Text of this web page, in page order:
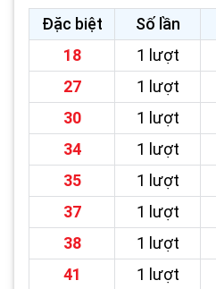
Đặc biệt Số lần
18
1 lượt
27
1 lượt
30
1 lượt
34
1 lượt
35
1 lượt
37
1 lượt
38
1 lượt
41
1 lượt